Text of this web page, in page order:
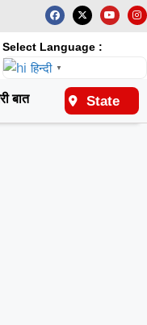
Select Language :
हिन्दी ▼
बात राष्ट्रीय
State